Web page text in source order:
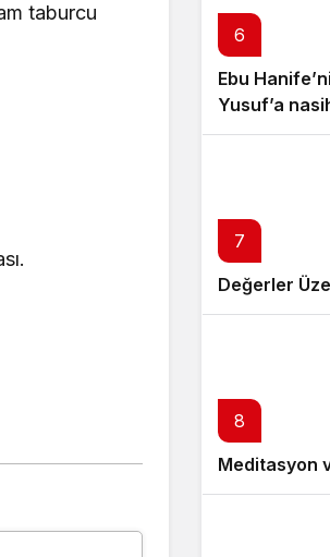
taburcu
6
Ebu
Yusuf’a
7
Değerler
8
Meditasyon